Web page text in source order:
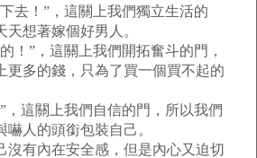
！”，這關上我們獨立生活的
想著嫁個好男人。
”，這關上我們開拓奮斗的門，
更多的錢，只為了買一個買不起的
這關上我們自信的門，所以我們
人的頭銜包裝自己。
有內在安全感，但是內心又迫切